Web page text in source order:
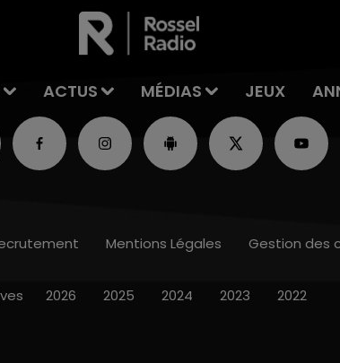
ACTUS MÉDIAS JEUX
Mentions Légales Gestion des
2026 2025 2024 2023 2022